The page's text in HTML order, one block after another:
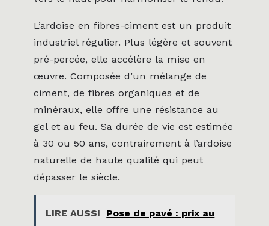
L’ardoise en fibres-ciment est un produit
industriel régulier. Plus légère et souvent
pré-percée, elle accélère la mise en
œuvre. Composée d’un mélange de
ciment, de fibres organiques et de
minéraux, elle offre une résistance au
gel et au feu. Sa durée de vie est estimée
à 30 ou 50 ans, contrairement à l’ardoise
naturelle de haute qualité qui peut
dépasser le siècle.
LIRE AUSSI
Pose de pavé : prix au